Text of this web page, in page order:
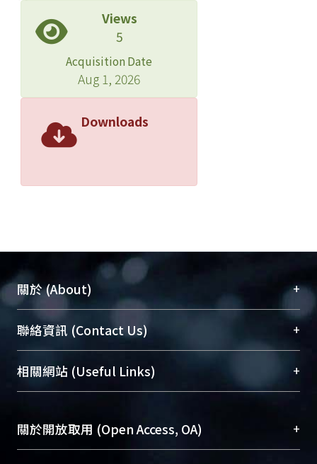
Views
5
Acquisition Date
Aug 1, 2026
Downloads
關於 (About) +
臺大位居世界頂尖大學之列，為永久珍藏及向國際
展現本校豐碩的研究成果及學術能量，圖書館整合
機構典藏（NTUR）與學術庫（AH）不同功能平
台，成為臺大學術典藏NTU scholars。期能整合研
成果。
To permanently archive and promote researcher
聯絡資訊 (Contact Us) +
總館學科館員(Main Library)
醫學圖書館學科館員(Medical Library)
Sciences Library)
相關網站 (Useful Links) +
關於開放取用 (Open Access, OA) +